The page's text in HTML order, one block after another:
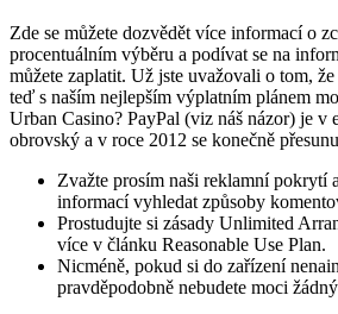
Zde se můžete dozvědět více informací o
procentuálním výběru a podívat se na
můžete zaplatit. Už jste uvažovali o tom,
teď s naším nejlepším výplatním plánem
Urban Casino? PayPal (viz náš názor) je v
obrovský a v roce 2012 se konečně
Zvažte prosím naši reklamní pokrytí
informací vyhledat způsoby
Prostudujte si zásady Unlimited
více v článku Reasonable Use Plan.
Nicméně, pokud si do zařízení
pravděpodobně nebudete moci